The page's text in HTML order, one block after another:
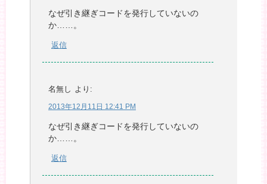
なぜ引き継ぎコードを発行していないの
か……。
返信
名無し より:
2013年12月11日 12:41 PM
なぜ引き継ぎコードを発行していないの
か……。
返信